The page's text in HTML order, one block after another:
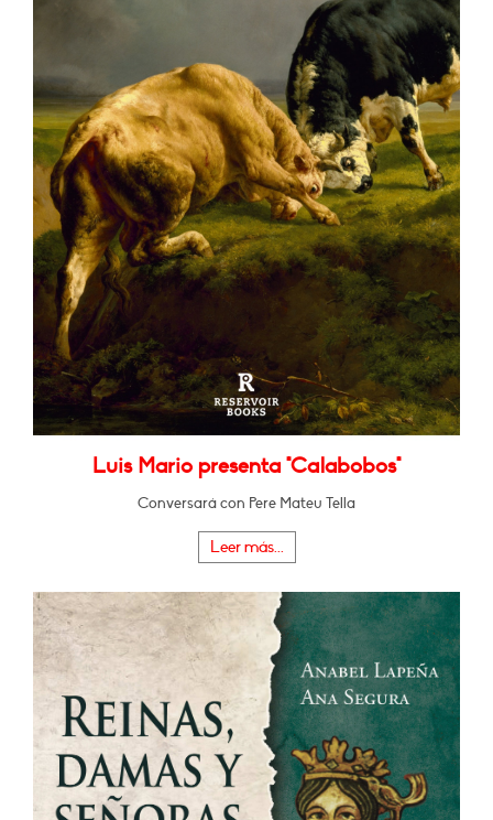
Luis Mario presenta "Calabobos"
Conversará con Pere Mateu Tella
Leer más...